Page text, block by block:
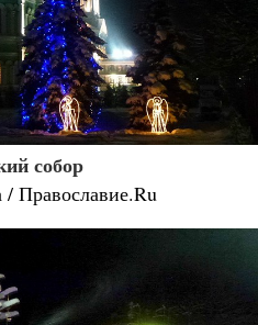
собор
Православие.Ru